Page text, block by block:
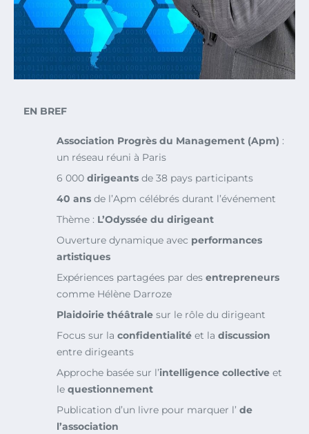
EN BREF
Association Progrès du Management (Apm) :
un réseau réuni à Paris
6 000 dirigeants de 38 pays participants
40 ans de l’Apm célébrés durant l’événement
Thème : L’Odyssée du dirigeant
Ouverture dynamique avec performances
artistiques
Expériences partagées par des entrepreneurs
comme Hélène Darroze
Plaidoirie théâtrale sur le rôle du dirigeant
Focus sur la confidentialité et la discussion
entre dirigeants
Approche basée sur l’intelligence collective et
le questionnement
Publication d’un livre pour marquer l’ de
l’association